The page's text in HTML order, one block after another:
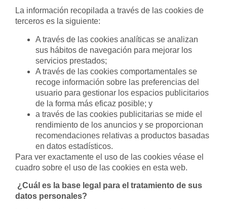
La información recopilada a través de las cookies de
terceros es la siguiente:
A través de las cookies analíticas se analizan
sus hábitos de navegación para mejorar los
servicios prestados;
A través de las cookies comportamentales se
recoge información sobre las preferencias del
usuario para gestionar los espacios publicitarios
de la forma más eficaz posible; y
a través de las cookies publicitarias se mide el
rendimiento de los anuncios y se proporcionan
recomendaciones relativas a productos basadas
en datos estadísticos.
Para ver exactamente el uso de las cookies véase el
cuadro sobre el uso de las cookies en esta web.
¿Cuál es la base legal para el tratamiento de sus
datos personales?